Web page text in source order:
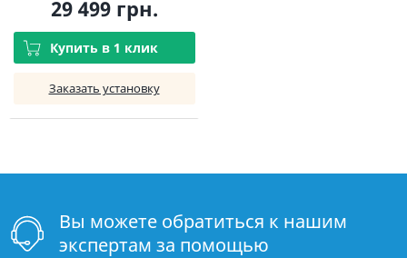
29 499 грн.
Купить в 1 клик
Заказать установку
Вы можете обратиться к нашим
экспертам за помощью